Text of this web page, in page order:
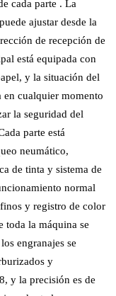
cada parte . La
ajustar desde la
de recepción de
está equipada con
y la situación del
en cualquier momento
la seguridad del
parte está
neumático,
de tinta y sistema de
normal
y registro de color
toda la máquina se
engranajes se
y
y la precisión es de